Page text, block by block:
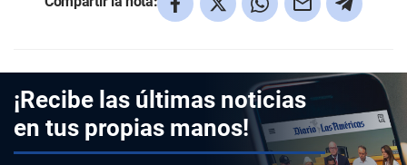
¡Recibe las últimas noticias
en tus propias manos!